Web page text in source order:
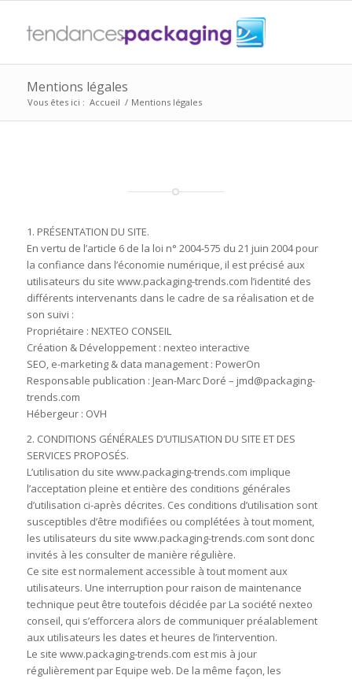
Mentions légales
Vous êtes ici : Accueil / Mentions légales
1. PRÉSENTATION DU SITE.
En vertu de l’article 6 de la loi n° 2004-575 du 21 juin 2004 pour
la confiance dans l’économie numérique, il est précisé aux
utilisateurs du site www.packaging-trends.com l’identité des
différents intervenants dans le cadre de sa réalisation et de
son suivi :
Propriétaire : NEXTEO CONSEIL
Création & Développement : nexteo interactive
SEO, e-marketing & data management : PowerOn
Responsable publication : Jean-Marc Doré – jmd@packaging-
trends.com
Hébergeur : OVH
2. CONDITIONS GÉNÉRALES D’UTILISATION DU SITE ET DES
SERVICES PROPOSÉS.
L’utilisation du site www.packaging-trends.com implique
l’acceptation pleine et entière des conditions générales
d’utilisation ci-après décrites. Ces conditions d’utilisation sont
susceptibles d’être modifiées ou complétées à tout moment,
les utilisateurs du site www.packaging-trends.com sont donc
invités à les consulter de manière régulière.
Ce site est normalement accessible à tout moment aux
utilisateurs. Une interruption pour raison de maintenance
technique peut être toutefois décidée par La société nexteo
conseil, qui s’efforcera alors de communiquer préalablement
aux utilisateurs les dates et heures de l’intervention.
Le site www.packaging-trends.com est mis à jour
régulièrement par Equipe web. De la même façon, les